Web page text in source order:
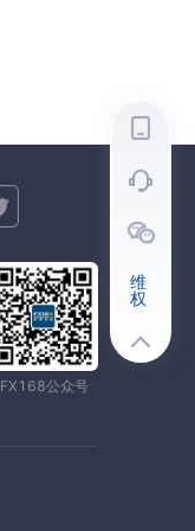
FX168公众号
维
权